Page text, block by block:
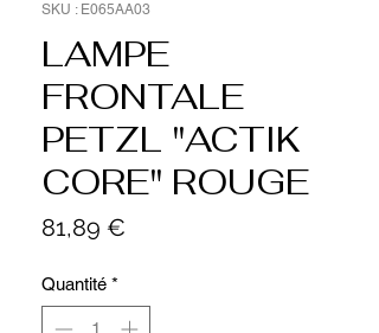
SKU : E065AA03
LAMPE
FRONTALE
PETZL "ACTIK
CORE" ROUGE
81,89 €
Quantité *